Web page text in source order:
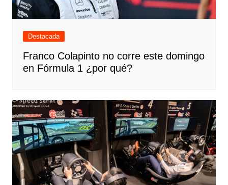
Destacada
Franco Colapinto no corre este domingo
en Fórmula 1 ¿por qué?